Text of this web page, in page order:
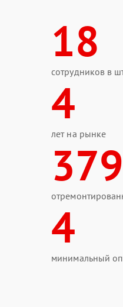
18
сотрудников в
4
лет на рынке
4
минимальный